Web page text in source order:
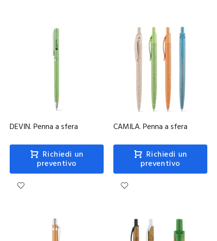
DEVIN. Penna a sfera
Richiedi un
preventivo
CAMILA. Penna a sfera
Richiedi un
preventivo